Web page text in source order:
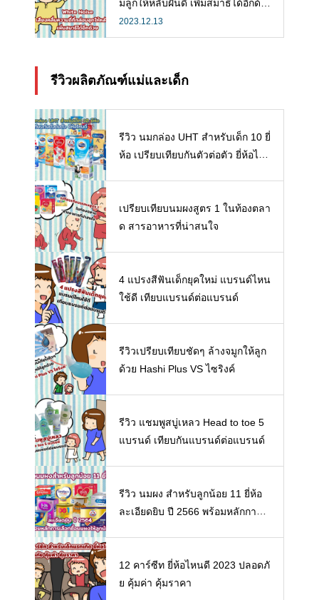
มลูกให้หลับฝันดี เพิ่มสมาธิได้อีกด้ว
ย
2023.12.13
รีวิวผลิตภัณฑ์แม่และเด็ก
รีวิว นมกล่อง UHT สำหรับเด็ก 10 ยี่
ห้อ เปรียบเทียบกันตัวต่อตัว ยี่ห้อไห
เปรียบเทียบนมผงสูตร 1 ในท้องตลา
ด สารอาหารที่น่าสนใจ
4 แปรงสีฟันเด็กยุคใหม่ แบรนด์ไหน
ใช้ดี เทียบแบรนด์ต่อแบรนด์
รีวิวเปรียบเทียบชัดๆ ล้างจมูกให้ลูก
ด้วย Hashi Plus VS ไซริงค์
รีวิว แชมพูสบู่เหลว Head to toe 5
แบรนด์ เทียบกันแบรนด์ต่อแบรนด์
รีวิว นมผง สำหรับลูกน้อย 11 ยี่ห้อ
ละเอียดยิบ ปี 2566 พร้อมหลักการเ
12 คาร์ซีท ยี่ห้อไหนดี 2023 ปลอดภั
ย คุ้มค่า คุ้มราคา